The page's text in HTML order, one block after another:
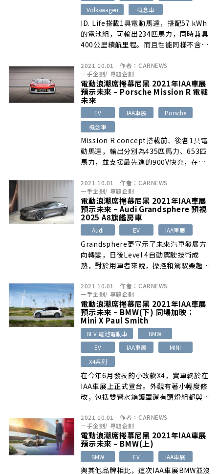
Volkswagen
概念車
ID. Life搭載1具電動馬達，搭配57 kWh
的電池組，可輸出234匹馬力，同時兼具
400公里續航里程。而且性能同樣不含
於跨界休旅和掀背車之間，但因為沒有四
輪傳動車型，因此越野能力不用太期待。
2021.10.01 作者： CARNEWS
一手企劃/ 專題企劃
電動浪潮席捲慕尼黑 2021年IAA車展
預示未來 – Porsche Mission R 電戰
未來
EV IAA車展
Porsche
概念車
Mission R concept搭載前、後各1具電
動馬達，輸出分別為435匹馬力、653匹
馬力，並支援最先進的900V快充，在比
量從5%回到80%。
2021.10.01 作者： CARNEWS
一手企劃/ 專題企劃
電動浪潮席捲慕尼黑 2021年IAA車展
預示未來 – Audi Grandsphere 預視
2025 A8旗艦房車
Audi EV IAA車展
Grandsphere更宣示了未來汽車發展方
向轉變，日後Level 4自動駕駛技術成
熟，對於用車者來說，操控和駕馭樂趣將
能還不會發生，但以後很可能車上只剩下
乘客，駕駛角色也會比過去模糊許多。
2021.10.01 作者： CARNEWS
一手企劃/ 專題企劃
電動浪潮席捲慕尼黑 2021年IAA車展
預示未來 – BMW(下) 同場加映：
Mini X Paul Smith
BEV 電池電動車
BMW
EV
IAA車展
MINI
X4系列
在今年6月發表的小改款X4，實車終於在
IAA車展上正式登台。外觀有著小幅度修
改，包括雙腎水箱護罩還有頭燈組都與先
3D立體尾燈組。
2021.10.01 作者： CARNEWS
一手企劃/ 專題企劃
電動浪潮席捲慕尼黑 2021年IAA車展
預示未來 – BMW(上)
BMW EV IAA車展
與其他品牌相比，這次IAA車展BMW並沒